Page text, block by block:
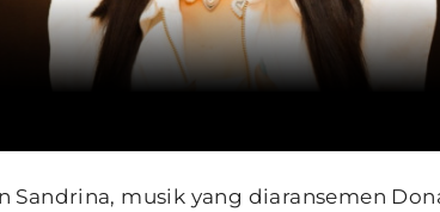
Sandrina, musik yang diaransemen